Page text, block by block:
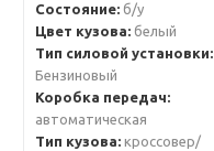
Состояние:б/у
Цвет кузова:белый
Тип силовой установки:
Бензиновый
Коробка передач:
автоматическая
Тип кузова:кроссовер/